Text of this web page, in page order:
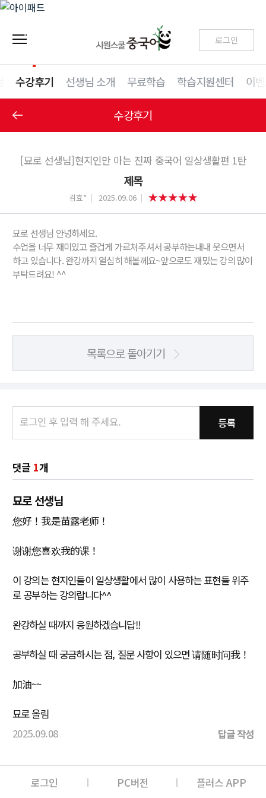
로그인
수강후기 선생님 소개 무료학습 학습지원센터 이
수강후기
[묘로 선생님]현지인만 아는 진짜 중국어 일상생활편 1탄
제목
김효* 2025.09.06
묘로 선생님 안녕하세요.
수업을 너무 재미있고 즐겁게 가르쳐주셔서 공부하는내내 웃으면서
하고 있습니다. 완강까지 열심히 해볼께요~앞으로도 재밌는 강의 많이
부탁드려요! ^^
목록으로 돌아기기
등록
댓글 1개
묘로 선생님
您好！我是苗露老师！
谢谢您喜欢我的课！
이 강의는 현지인들이 일상생활에서 많이 사용하는 표현들 위주
로 공부하는 강의랍니다^^
완강하실 때까지 응원하겠습니답!!
공부하실 때 궁금하시는 점, 질문 사항이 있으면 请随时问我！
加油~~
묘로 올림
2025.09.08
답글 작성
로그인 PC버전 플러스 APP